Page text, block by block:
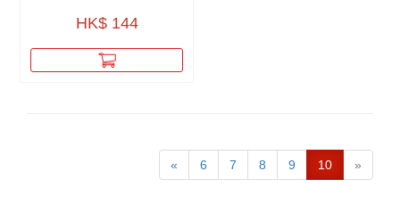
HK$ 144
« 6 7 8 9 10 »